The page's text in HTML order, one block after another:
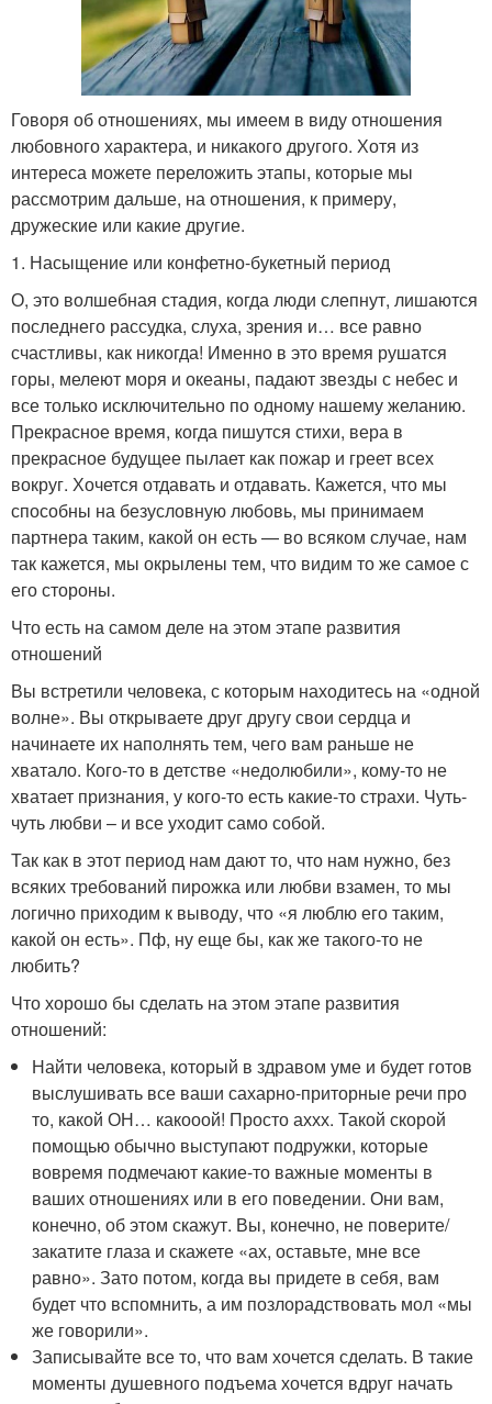
Говоря об отношениях, мы имеем в виду отношения
любовного характера, и никакого другого. Хотя из
интереса можете переложить этапы, которые мы
рассмотрим дальше, на отношения, к примеру,
дружеские или какие другие.
1. Насыщение или конфетно-букетный период
О, это волшебная стадия, когда люди слепнут, лишаются
последнего рассудка, слуха, зрения и… все равно
счастливы, как никогда! Именно в это время рушатся
горы, мелеют моря и океаны, падают звезды с небес и
все только исключительно по одному нашему желанию.
Прекрасное время, когда пишутся стихи, вера в
прекрасное будущее пылает как пожар и греет всех
вокруг. Хочется отдавать и отдавать. Кажется, что мы
способны на безусловную любовь, мы принимаем
партнера таким, какой он есть — во всяком случае, нам
так кажется, мы окрылены тем, что видим то же самое с
его стороны.
Что есть на самом деле на этом этапе развития
отношений
Вы встретили человека, с которым находитесь на «одной
волне». Вы открываете друг другу свои сердца и
начинаете их наполнять тем, чего вам раньше не
хватало. Кого-то в детстве «недолюбили», кому-то не
хватает признания, у кого-то есть какие-то страхи. Чуть-
чуть любви – и все уходит само собой.
Так как в этот период нам дают то, что нам нужно, без
всяких требований пирожка или любви взамен, то мы
логично приходим к выводу, что «я люблю его таким,
какой он есть». Пф, ну еще бы, как же такого-то не
любить?
Что хорошо бы сделать на этом этапе развития
отношений:
Найти человека, который в здравом уме и будет готов
выслушивать все ваши сахарно-приторные речи про
то, какой ОН… какооой! Просто аххх. Такой скорой
помощью обычно выступают подружки, которые
вовремя подмечают какие-то важные моменты в
ваших отношениях или в его поведении. Они вам,
конечно, об этом скажут. Вы, конечно, не поверите/
закатите глаза и скажете «ах, оставьте, мне все
равно». Зато потом, когда вы придете в себя, вам
будет что вспомнить, а им позлорадствовать мол «мы
же говорили».
Записывайте все то, что вам хочется сделать. В такие
моменты душевного подъема хочется вдруг начать